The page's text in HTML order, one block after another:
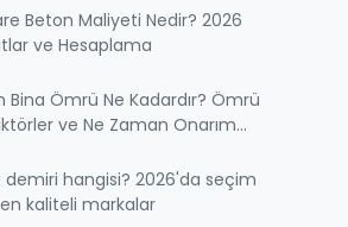
Beton Maliyeti Nedir? 2026
ve Hesaplama
Bina Ömrü Ne Kadardır? Ömrü
ve Ne Zaman Onarım
demiri hangisi? 2026'da seçim
kaliteli markalar